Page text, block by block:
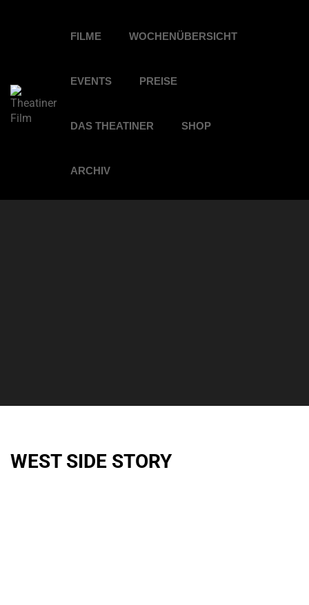
FILME WOCHENÜBERSICHT
EVENTS PREISE
DAS THEATINER SHOP
ARCHIV
WEST SIDE STORY